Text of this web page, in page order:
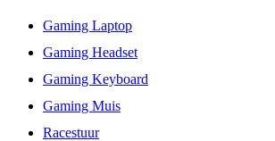
Gaming Laptop
Gaming Headset
Gaming Keyboard
Gaming Muis
Racestuur